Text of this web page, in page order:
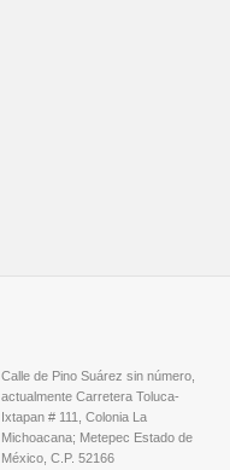
Calle de Pino Suárez sin número,
actualmente Carretera Toluca-
Ixtapan # 111, Colonia La
Michoacana; Metepec Estado de
México, C.P. 52166